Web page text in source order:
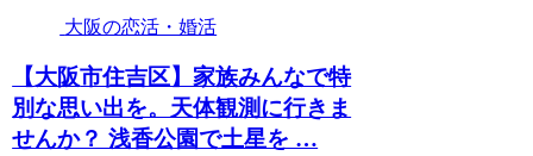
大阪の恋活・婚活
【大阪市住吉区】家族みんなで特
別な思い出を。天体観測に行きま
せんか？ 浅香公園で土星を …